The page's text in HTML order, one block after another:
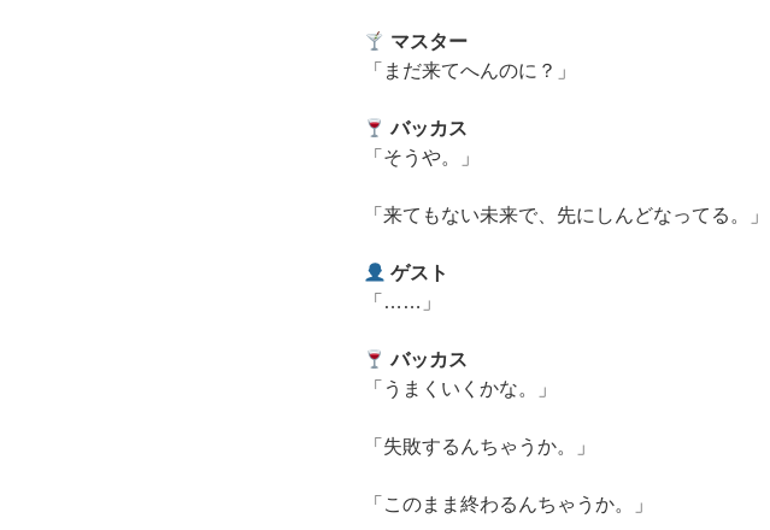
マスター
「まだ来てへんのに？」
バッカス
「そうや。」
「来てもない未来で、先にしんどなってる。」
ゲスト
「……」
バッカス
「うまくいくかな。」
「失敗するんちゃうか。」
「このまま終わるんちゃうか。」